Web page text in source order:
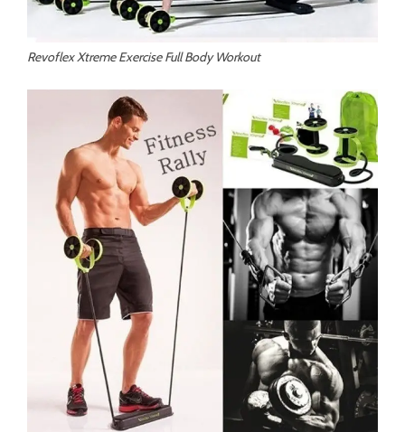
Revoflex Xtreme Exercise Full Body Workout